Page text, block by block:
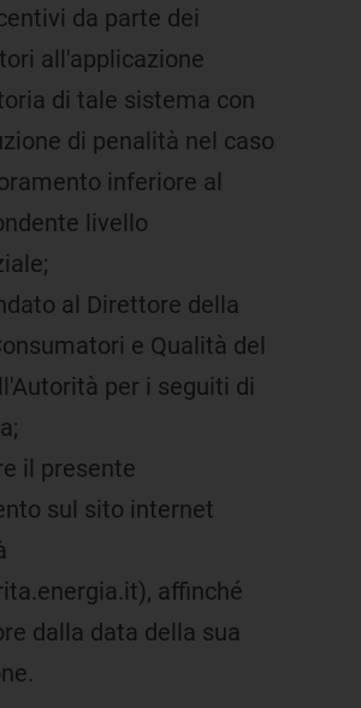
da parte dei
all'applicazione
di tale sistema con
di penalità nel caso
inferiore al
livello
al Direttore della
e Qualità del
per i seguiti di
il presente
sul sito internet
affinché
dalla data della sua